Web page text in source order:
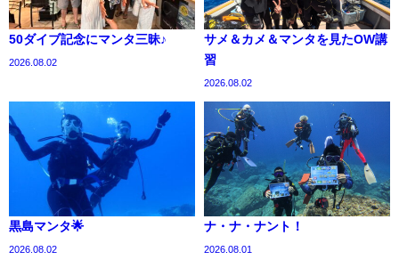
50ダイブ記念にマンタ三昧♪
2026.08.02
サメ＆カメ＆マンタを見たOW講
習
2026.08.02
黒島マンタ🌟
2026.08.02
ナ・ナ・ナント！
2026.08.01